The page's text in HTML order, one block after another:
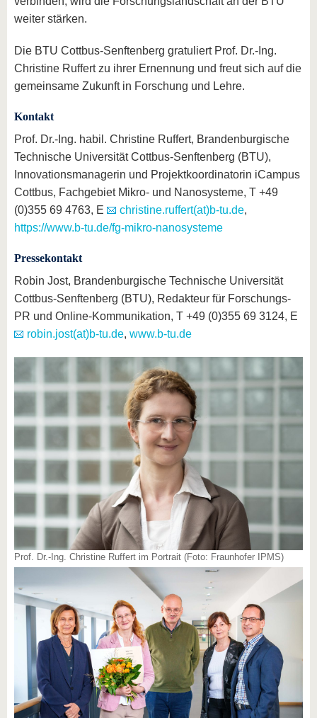
weiter stärken.
Die BTU Cottbus-Senftenberg gratuliert Prof. Dr.-Ing.
Christine Ruffert zu ihrer Ernennung und freut sich auf die
gemeinsame Zukunft in Forschung und Lehre.
Kontakt
Prof. Dr.-Ing. habil. Christine Ruffert, Brandenburgische
Technische Universität Cottbus-Senftenberg (BTU),
Innovationsmanagerin und Projektkoordinatorin iCampus
Cottbus, Fachgebiet Mikro- und Nanosysteme, T +49
(0)355 69 4763, E
christine.ruffert(at)b-tu.de,
https://www.b-tu.de/fg-mikro-nanosysteme
Pressekontakt
Robin Jost, Brandenburgische Technische Universität
Cottbus-Senftenberg (BTU), Redakteur für Forschungs-
PR und Online-Kommunikation, T +49 (0)355 69 3124, E
robin.jost(at)b-tu.de, www.b-tu.de
Prof. Dr.-Ing. Christine Ruffert im Portrait (Foto: Fraunhofer IPMS)